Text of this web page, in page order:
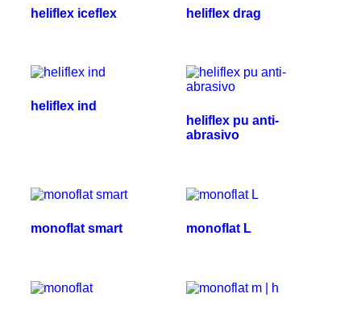
heliflex iceflex heliflex drag
heliflex ind
heliflex pu anti-
abrasivo
monoflat smart monoflat L